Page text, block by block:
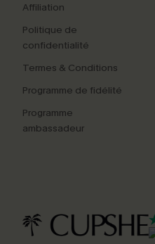
Affiliation
Politique de
confidentialité
Termes & Conditions
Programme de fidélité
Programme
ambassadeur